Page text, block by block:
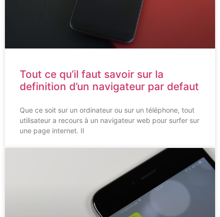
Tout ce qu’il faut savoir sur la
definition d’un navigateur par defaut
Que ce soit sur un ordinateur ou sur un téléphone, tout
utilisateur a recours à un navigateur web pour surfer sur
une page internet. Il